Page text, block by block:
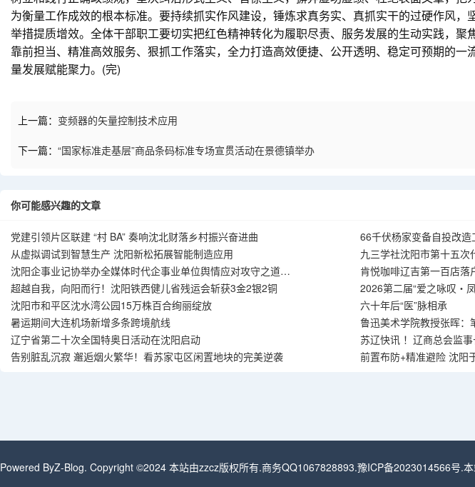
为衡量工作成效的根本标准。要持续抓实作风建设，锤炼求真务实、真抓实干的过硬作风，
举措提质增效。全体干部职工要切实把红色精神转化为履职尽责、服务发展的生动实践，聚
靠前担当、精准高效服务、狠抓工作落实，全力打造高效便捷、公开透明、稳定可预期的一
量发展赋能聚力。(完)
上一篇： 变频器的矢量控制技术应用
下一篇： “国家标准走基层”商品条码标准专场宣贯活动在景德镇举办
你可能感兴趣的文章
党建引领片区联建 “村 BA” 奏响沈北财落乡村振兴奋进曲
66千伏杨家变备自投改
风险
从虚拟调试到智慧生产 沈阳新松拓展智能制造应用
九三学社沈阳市第十五次
沈阳企事业记协举办全媒体时代企事业单位舆情应对攻守之道专
题讲座
肯悦咖啡辽吉第一百店落
超越自我，向阳而行！沈阳铁西健儿省残运会斩获3金2银2铜
2026第二届“爱之咏叹・
演季在沈阳圆满落幕
沈阳市和平区沈水湾公园15万株百合绚丽绽放
六十年后“医”脉相承
暑运期间大连机场新增多条跨境航线
鲁迅美术学院教授张晖：
辽宁省第二十次全国特奥日活动在沈阳启动
苏辽快讯 ！辽商总会监
告别脏乱沉寂 邂逅烟火繁华！看苏家屯区闲置地块的完美逆袭
前置布防+精准避险 沈阳
Powered ByZ-Blog. Copyright ©2024 本站由zzcz版权所有.商务QQ1067828893.豫ICP备2023014566号.